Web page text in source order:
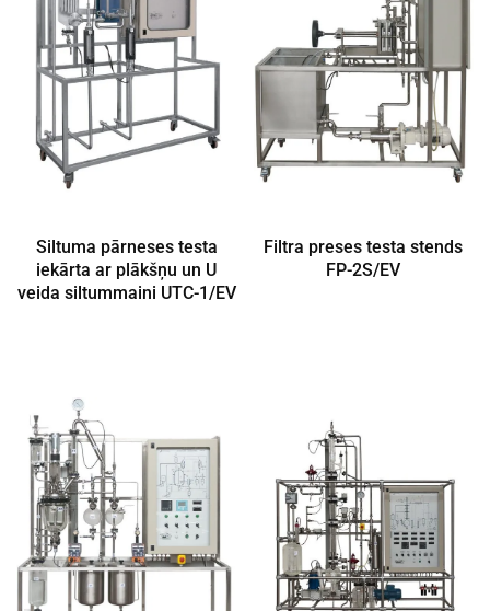
Siltuma pārneses testa
iekārta ar plākšņu un U
veida siltummaini UTC-1/EV
Filtra preses testa stends
FP-2S/EV